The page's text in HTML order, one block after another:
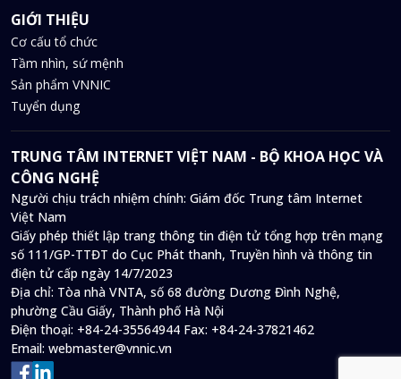
GIỚI THIỆU
Cơ cấu tổ chức
Tầm nhìn, sứ mệnh
Sản phẩm VNNIC
Tuyển dụng
TRUNG TÂM INTERNET VIỆT NAM - BỘ KHOA HỌC VÀ
CÔNG NGHỆ
Người chịu trách nhiệm chính: Giám đốc Trung tâm Internet
Việt Nam
Giấy phép thiết lập trang thông tin điện tử tổng hợp trên mạng
số 111/GP-TTĐT do Cục Phát thanh, Truyền hình và thông tin
điện tử cấp ngày 14/7/2023
Địa chỉ: Tòa nhà VNTA, số 68 đường Dương Đình Nghệ,
phường Cầu Giấy, Thành phố Hà Nội
Điện thoại: +84-24-35564944 Fax: +84-24-37821462
Email: webmaster@vnnic.vn